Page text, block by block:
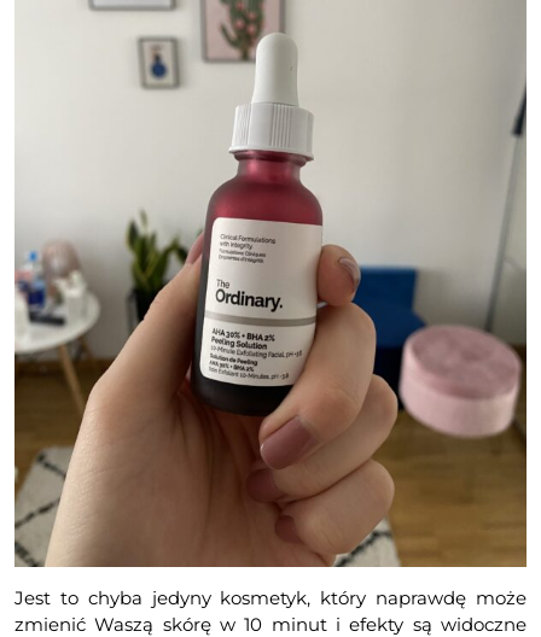
Jest to chyba jedyny kosmetyk, który naprawdę może
zmienić Waszą skórę w 10 minut i efekty są widoczne